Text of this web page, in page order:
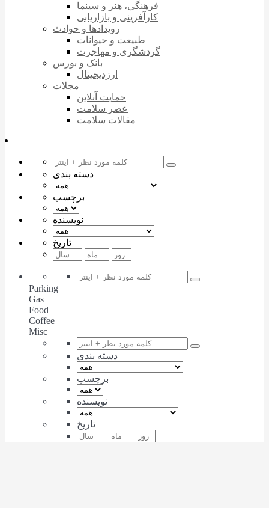
فرهنگی، هنر و سینما
کارآفرینی و بازاریابی
رویدادها و حوادث
طبیعت و حیوانات
گردشگری و مهاجرت
بانک و بورس
ارزدیجیتال
مجلات
حمایت آنلاین
عصر سلامت
مقالات سلامت
دسته بندی
برچسب
نویسنده
تاریخ
Parking
Gas
Food
Coffee
Misc
دسته بندی
برچسب
نویسنده
تاریخ